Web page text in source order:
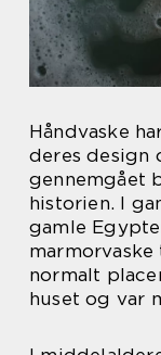
Håndvaske
deres design
gennemgået
historien. I
gamle
marmorvaske
normalt
huset og var